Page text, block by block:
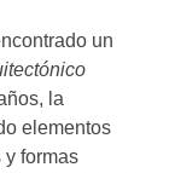
un
la
elementos
y formas